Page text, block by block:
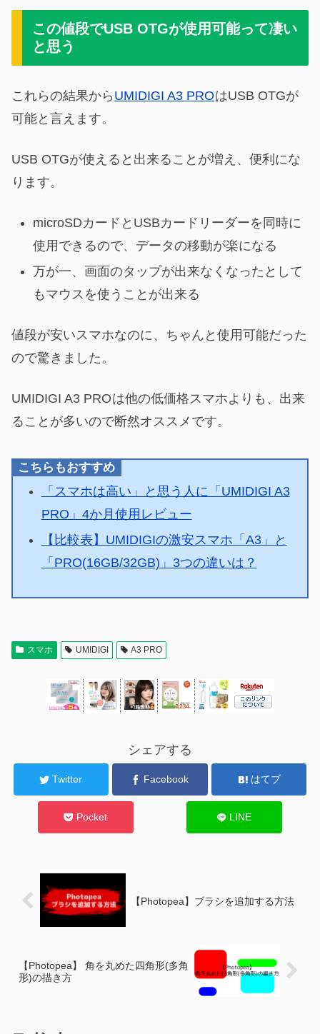
この値段でUSB OTGが使用可能って凄い
と思う
これらの結果から UMIDIGI A3 PROはUSB OTGが
可能と言えます。
USB OTGが使えると出来ることが増え、便利にな
ります。
microSDカードとUSBカードリーダーを同時に
使用できるので、データの移動が楽になる
万が一、画面のタップが出来なくなったとして
もマウスを使うことが出来る
値段が安いスマホなのに、ちゃんと使用可能だった
ので驚きました。
UMIDIGI A3 PROは他の低価格スマホよりも、出来
ることが多いので断然オススメです。
こちらもおすすめ
「スマホは高い」と思う人に「UMIDIGI A3
PRO」4か月使用レビュー
【比較表】UMIDIGIの激安スマホ「A3」と
「PRO(16GB/32GB)」3つの違いは？
スマホ UMIDIGI A3 PRO
シェアする
Twitter Facebook はてブ
Pocket LINE
【Photopea】ブラシを追加する方法
【Photopea】 角を丸めた四角形(多角
形)の描き方